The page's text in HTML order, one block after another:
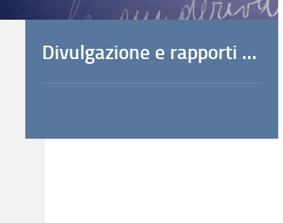
Divulgazione e rapporti con le scuole